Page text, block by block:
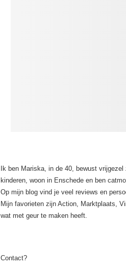
Ik ben Mariska, in de 40, bewust vrijgezel
kinderen, woon in Enschede en ben
Op mijn blog vind je veel reviews en
Mijn favorieten zijn Action, Marktplaats,
wat met geur te maken heeft.
Contact?